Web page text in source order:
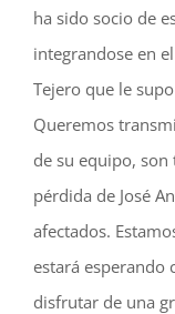
ha sido socio de
integrandose en
Tejero que le
Queremos
de su equipo,
pérdida de José
afectados.
estará esperando
disfrutar de una